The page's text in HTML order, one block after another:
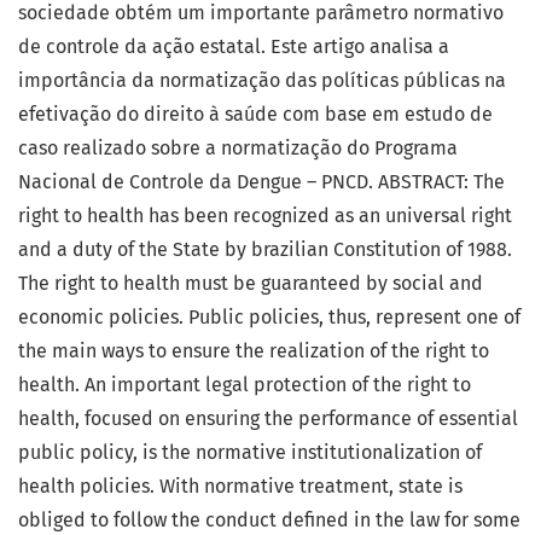
sociedade obtém um importante parâmetro normativo
de controle da ação estatal. Este artigo analisa a
importância da normatização das políticas públicas na
efetivação do direito à saúde com base em estudo de
caso realizado sobre a normatização do Programa
Nacional de Controle da Dengue – PNCD. ABSTRACT: The
right to health has been recognized as an universal right
and a duty of the State by brazilian Constitution of 1988.
The right to health must be guaranteed by social and
economic policies. Public policies, thus, represent one of
the main ways to ensure the realization of the right to
health. An important legal protection of the right to
health, focused on ensuring the performance of essential
public policy, is the normative institutionalization of
health policies. With normative treatment, state is
obliged to follow the conduct defined in the law for some